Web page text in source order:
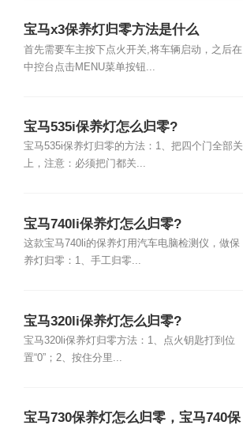
宝马x3保养灯归零方法是什么
首先需要车主按下点火开关,将车辆启动，之后在
中控台点击MENU菜单按钮...
宝马535i保养灯怎么归零?
宝马535i保养灯归零的方法：1、把四个门全部关
上，注意：必须把门都关...
宝马740li保养灯怎么归零?
这款宝马740li的保养灯用汽车电脑检测仪，做保
养灯归零：1、手工归零...
宝马320li保养灯怎么归零?
宝马320li保养灯归零方法：1、点火钥匙打到位
置“0”；2、按住分里...
宝马730保养灯怎么归零，宝马740保